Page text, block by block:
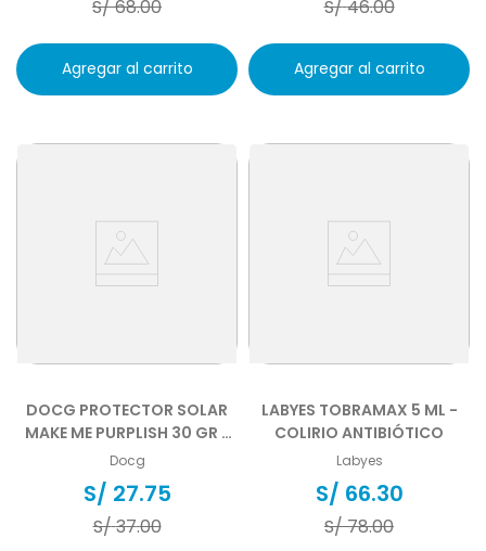
S/68.00
Agregar al carrito
S/46.00
Agregar al carrito
DOCG PROTECTOR SOLAR
MAKE ME PURPLISH 30 GR -
PARA PERROS Y GATOS
Docg
S/ 27.75
S/37.00
LABYES TOBRAMAX 5 ML -
COLIRIO ANTIBIÓTICO
Labyes
S/ 66.30
S/78.00